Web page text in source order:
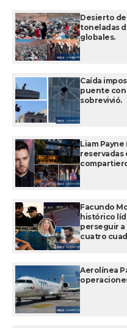
Desierto
toneladas
globales.
Caída
puente con
sobrevivió.
Liam
reservadas
Facundo
histórico
perseguir
cuatro
Aerolínea